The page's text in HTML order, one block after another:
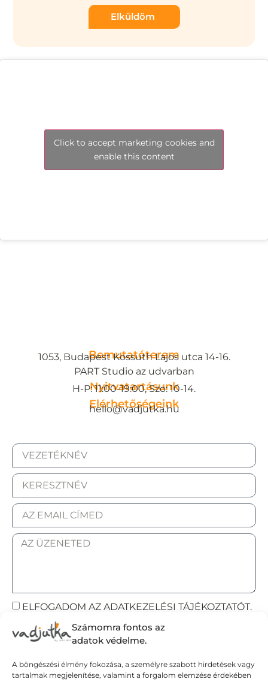
Számomra fontos az
adatok védelme.
A böngészési élmény fokozása, a személyre szabott hirdetések vagy
tartalmak megjelenítése, valamint a forgalom elemzése érdekében
Elküldöm
Click to accept marketing cookies and
enable this content
Bemutatóterem
1053, Budapest Kossuth Lajos utca 14-16.
PART Studio az udvarban
Nyitvatartásunk
H-P: 11:00-19:00, Szo: 10-14.
Elérhetőségeink
hello@vadjutka.hu
ELFOGADOM AZ ADATKEZELÉSI TÁJÉKOZTATÓT.
Elküldöm